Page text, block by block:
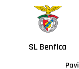
SL Benfica